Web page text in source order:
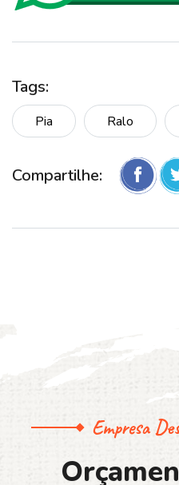
Tags:
Pia Ralo
Compartilhe:
Empresa
Orçamen